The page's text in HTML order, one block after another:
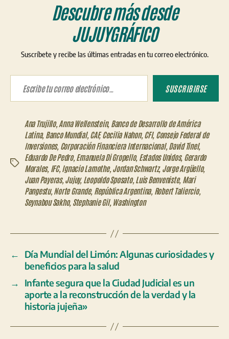
Descubre más desde
JUJUYGRÁFICO
Suscríbete y recibe las últimas entradas en tu correo electrónico.
Escribe tu correo electrónico…
SUSCRIBIRSE
Etiquetas
Ana Trujillo, Anna Wellenstein, Banco de Desarrollo de América
Latina, Banco Mundial, CAF,Cecilia Nahon, CFI, Consejo Federal de
Inversiones, Corporación Financiera Internacional, David Tinel,
Eduardo De Pedro, Emanuela Di Gropello, Estados Unidos, Gerardo
Morales, IFC, Ignacio Lamothe, Jordan Schwartz, Jorge Argüello,
Juan Payeras, Jujuy, Leopoldo Sposato, Luis Benveniste, Mari
Pangestu, Norte Grande, República Argentina, Robert Taliercio,
Seynabou Sakho, Stephanie Gil, Washington
←
Día Mundial del Limón: Algunas curiosidades y
beneficios para la salud
→
Infante segura que la Ciudad Judicial es un
aporte a la reconstrucción de la verdad y la
historia jujeña»